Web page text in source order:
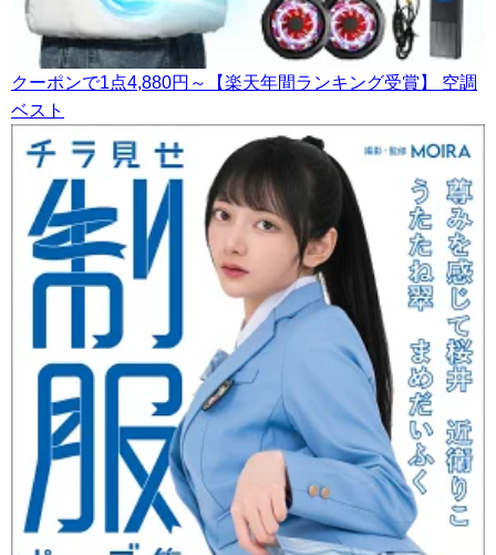
クーポンで1点4,880円～【楽天年間ランキング受賞】 空調
ベスト